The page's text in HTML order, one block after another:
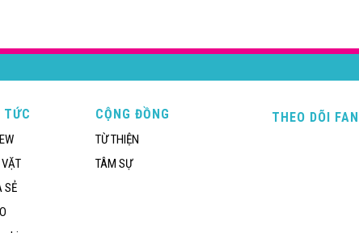
TỨC
VẶT
SẺ
CỘNG ĐỒNG
TỪ THIỆN
TÂM SỰ
THEO DÕI